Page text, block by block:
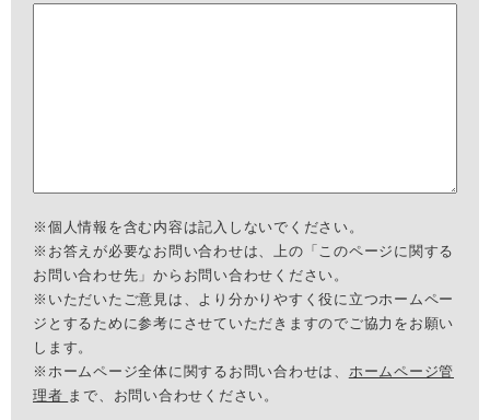
※個人情報を含む内容は記入しないでください。
※お答えが必要なお問い合わせは、上の「このページに関する
お問い合わせ先」からお問い合わせください。
※いただいたご意見は、より分かりやすく役に立つホームペー
ジとするために参考にさせていただきますのでご協力をお願い
します。
※ホームページ全体に関するお問い合わせは、 ホームページ管
理者 まで、お問い合わせください。